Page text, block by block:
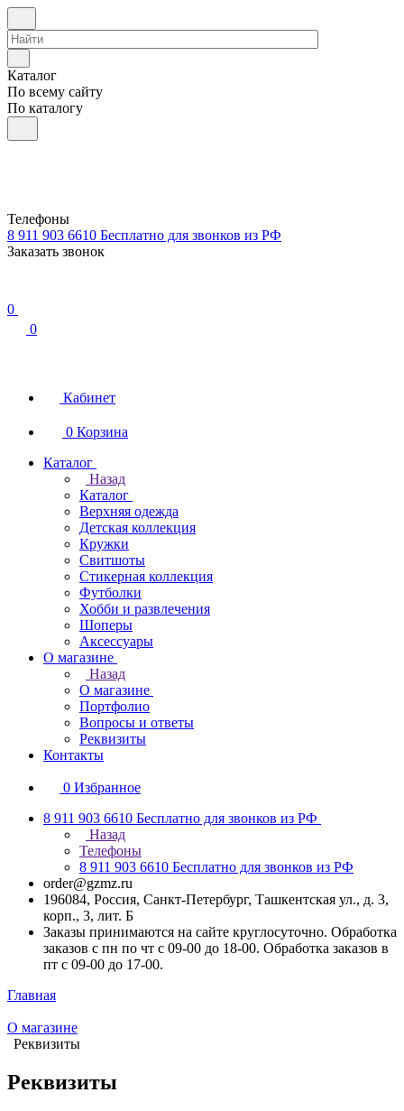
Каталог
По всему сайту
По каталогу
Телефоны
8 911 903 6610 Бесплатно для звонков из РФ
Заказать звонок
0
0
Кабинет
0 Корзина
Каталог
Назад
Каталог
Верхняя одежда
Детская коллекция
Кружки
Свитшоты
Стикерная коллекция
Футболки
Хобби и развлечения
Шоперы
Аксессуары
О магазине
Назад
О магазине
Портфолио
Вопросы и ответы
Реквизиты
Контакты
0 Избранное
8 911 903 6610 Бесплатно для звонков из РФ
Назад
Телефоны
8 911 903 6610 Бесплатно для звонков из РФ
order@gzmz.ru
196084, Россия, Санкт-Петербург, Ташкентская ул., д. 3,
корп., 3, лит. Б
Заказы принимаются на сайте круглосуточно. Обработка
заказов с пн по чт с 09-00 до 18-00. Обработка заказов в
пт с 09-00 до 17-00.
Главная
О магазине
Реквизиты
Реквизиты